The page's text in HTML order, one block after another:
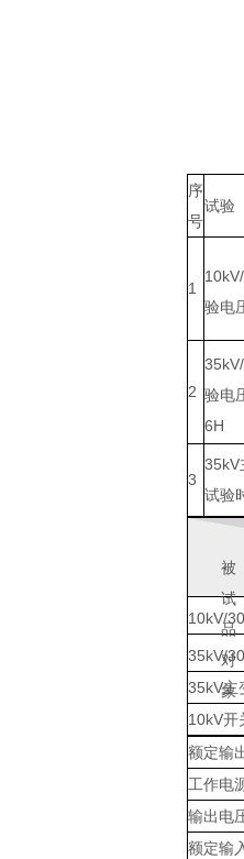
序
号
试验
1
验电
2 验电
6H
3
35kV
试验
被
试
品
对
象
10kV/
35kV/
35kV主
10kV开
额定输
工作电
输出电
额定输